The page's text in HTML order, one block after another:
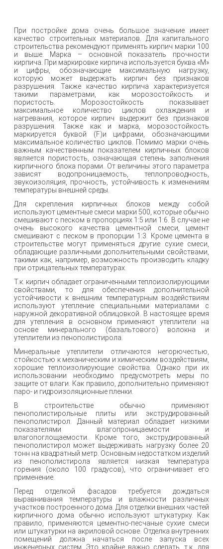
При постройке дома очень большое значение имеет
качество строительных материалов. Для капитального
строительства рекомендуют применять кирпич марки 100
и выше. Марка – основной показатель прочности
кирпича. При маркировке кирпича используется буква «М»
и цифры, обозначающие максимальную нагрузку,
которую может выдержать кирпич без признаков
разрушения. Также качество кирпича характеризуется
такими параметрами, как морозостойкость и
пористость. Морозостойкость показывает
максимальное количество циклов охлаждения и
нагревания, которое кирпич выдержит без признаков
разрушения. Также как и марка, морозостойкость
маркируется буквой (F)и цифрами, обозначающими
максимальное количество циклов. Помимо марки очень
важным качественным показателем кирпичных блоков
является пористость, означающая степень заполнения
кирпичного блока порами. От величины этого параметра
зависят водопроницаемость, теплопроводность,
звукоизоляция, прочность, устойчивость к изменениям
температуры внешней среды.
Для скрепления кирпичных блоков между собой
используют цементные смеси марки 500, которые обычно
смешивают с песком в пропорциях 1:5 или 1:6. В случае не
очень высокого качества цементной смеси, цемент
смешивают с песком в пропорции 1:3. Кроме цемента в
строительстве могут применяться другие сухие смеси,
обладающие различными дополнительными свойствами,
такими как, например, возможность производить кладку
при отрицательных температурах.
Т.к. кирпич обладает ограниченными теплоизолирующими
свойствами, то для обеспечения дополнительной
устойчивости к внешним температурным воздействиям
используют утепление специальными материалами с
наружной декоративной облицовкой. В настоящее время
для утепления в основном применяют утеплители на
основе минерального (базальтового) волокна и
утеплители из пенополистирола.
Минеральные утеплители отличаются негорючестью,
стойкостью к механическим и химическим воздействиям,
хорошие теплоизолирующие свойства. Однако при их
использовании необходимо предусмотреть меры по
защите от влаги. Как правило, дополнительно применяют
паро- и гидроизоляционные пленки.
В строительстве обычно применяют
пенополистирольные плиты или экструдированный
пенополистирол. Данный материал обладает низкими
показателями влагопроницаемости и
влагопоглощаемости. Кроме того, экструдированный
пенополистирол может выдерживать нагрузку более 20
тонн на квадратный метр. Основным недостатком изделий
из пенополистирола является низкая температура
горения (около 100 градусов), что ограничивает его
применение.
Перед отделкой фасадов требуется дождаться
выравнивания температуры и влажности различных
участков построенного дома. Для отделки внешних частей
кирпичного дома обычно используют штукатурку. Как
правило, применяются цементно-песчаные сухие смеси
или штукатурки на акриловой основе. Отделка внутренних
помещений должна начаться после запуска всех
инженерных систем. Это крайне важно сделать, т.к. для